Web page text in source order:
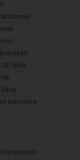
50 felett
keresésre
társkereső